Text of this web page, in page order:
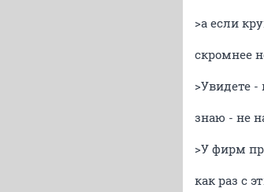
>а если
скромнее
>Увидете -
знаю - не
>У фирм
как раз с